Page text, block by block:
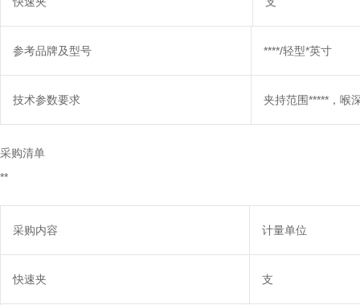
参考品牌及型号 ****/轻型*英寸
技术参数要求 夹持范围*****，喉
采购清单
**
采购内容 计量单位
快速夹 支